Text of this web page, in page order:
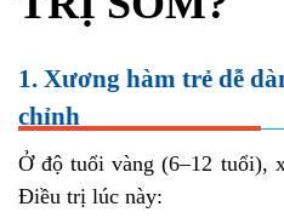
1. Xương hàm trẻ dễ
chỉnh
Ở độ tuổi vàng (6–12 tuổi),
Điều trị lúc này: